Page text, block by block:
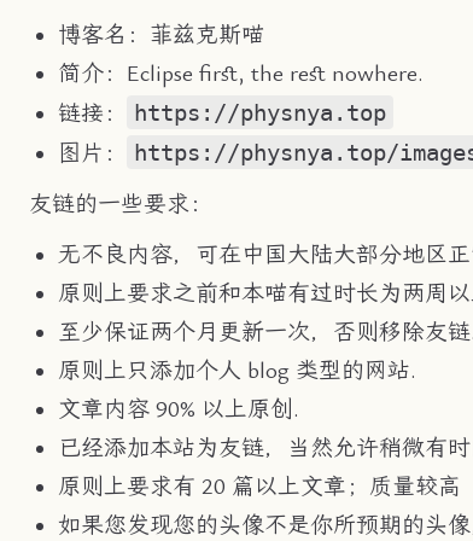
博客名：菲兹克斯喵
简介：Eclipse first, the rest nowhere.
链接：
https://physnya.top
图片：
https://physnya.top/
友链的一些要求：
无不良内容，可在中国大陆大部分地区
原则上要求之前和本喵有过时长为两周
至少保证两个月更新一次，否则移除友链.
原则上只添加个人 blog 类型的网站.
文章内容 90% 以上原创.
已经添加本站为友链，当然允许稍微有
原则上要求有 20 篇以上文章；质量较高
如果您发现您的头像不是你所预期的头